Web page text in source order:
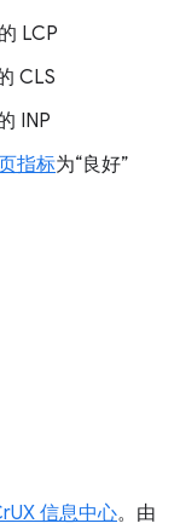
LCP
CLS
INP
指标为“良好”
信息中心。由